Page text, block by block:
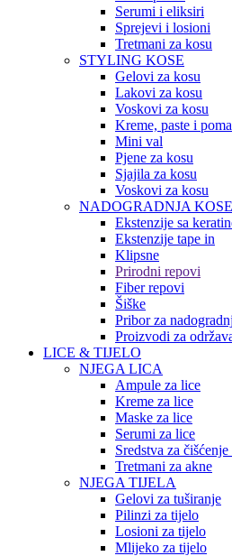
Serumi i eliksiri
Sprejevi i losioni
Tretmani za kosu
STYLING KOSE
Gelovi za kosu
Lakovi za kosu
Voskovi za kosu
Kreme, paste i
Mini val
Pjene za kosu
Sjajila za kosu
Voskovi za kosu
NADOGRADNJA KOSE
Ekstenzije sa
Ekstenzije tape in
Klipsne
Prirodni repovi
Fiber repovi
Šiške
Pribor za
Proizvodi za
LICE & TIJELO
NJEGA LICA
Ampule za lice
Kreme za lice
Maske za lice
Serumi za lice
Sredstva za čišćenje
Tretmani za akne
NJEGA TIJELA
Gelovi za tuširanje
Pilinzi za tijelo
Losioni za tijelo
Mlijeko za tijelo